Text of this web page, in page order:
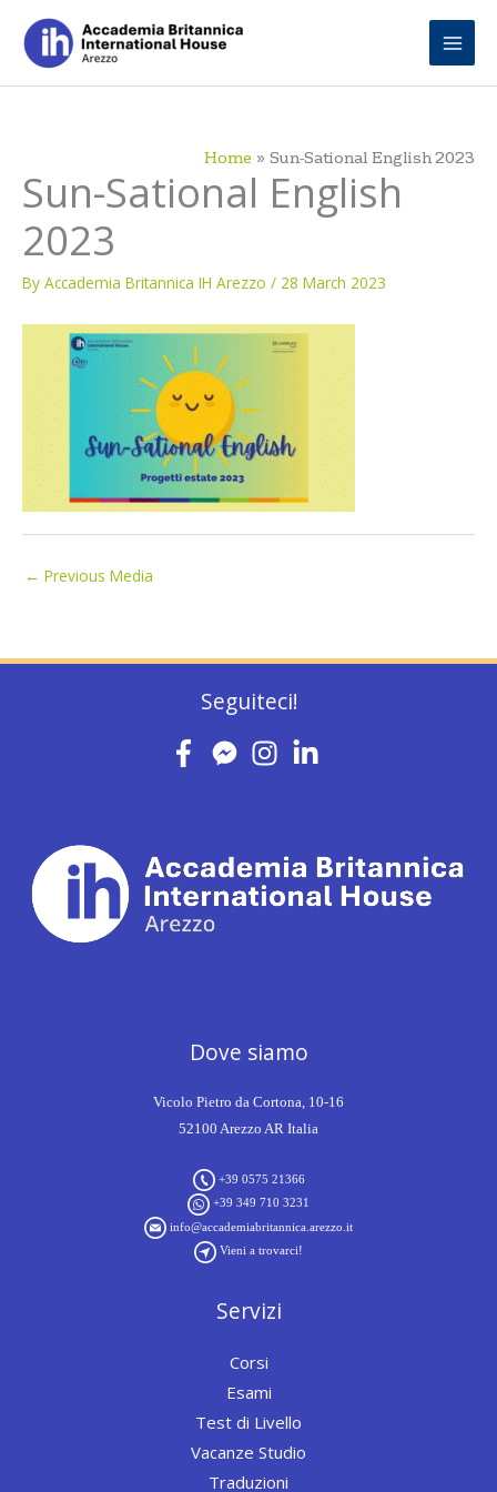
content
Home Sun-Sational English 2023
Sun-Sational English
2023
By Accademia Britannica IH Arezzo / 28 March 2023
← Previous Media
Seguiteci!
Dove siamo
Vicolo Pietro da Cortona, 10-16
52100 Arezzo AR Italia
+39 0575 21366
+39 349 710 3231
info@accademiabritannica.arezzo.it
Vieni a trovarci!
Servizi
Corsi
Esami
Test di Livello
Vacanze Studio
Traduzioni